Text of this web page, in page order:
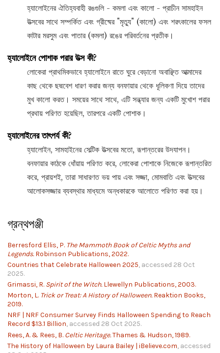
হ্যালোইনের ঐতিহ্যবাহী রঙগুলি - কমলা এবং কালো - প্রাচীন সামহাইন
উত্সবের সাথে সম্পর্কিত এবং গ্রীষ্মের "মৃত্যু" (কালো) এবং শরৎকালের ফসল
কাটার মরসুম এবং পাতার (কমলা) রঙের পরিবর্তনের প্রতীক।
হ্যালোইনে পোশাক পরার উত্স কী?
লোকেরা প্রাথমিকভাবে হ্যালোইনে রাতে ঘুরে বেড়ানো অবাঞ্ছিত আত্মাদের
কাছ থেকে ছদ্মবেশ ধারণ করার জন্য বনফায়ার থেকে ধূলিকণা দিয়ে তাদের
মুখ কালো করত। সময়ের সাথে সাথে, এটি সন্ধ্যার জন্য একটি মুখোশ পরার
প্রথায় পরিণত হয়েছিল, তারপরে একটি পোশাক।
হ্যালোইনের তাৎপর্য কী?
হ্যালোইন, সামহাইনের সেল্টিক উত্সবের মতো, রূপান্তরের উদযাপন।
বনফায়ার কাঠকে ধোঁয়ায় পরিণত করে, লোকেরা পোশাকে নিজেকে রূপান্তরিত
করে, প্রায়শই, তারা সাধারণত ভয় পায় এবং সজ্জা, মোমবাতি এবং উত্সবের
আলোকসজ্জার ব্যবস্থার মাধ্যমে অন্ধকারকে আলোতে পরিণত করা হয়।
গ্রন্থপঞ্জী
Berresford Ellis, P. The Mammoth Book of Celtic Myths and
Legends.Robinson Publications, 2022.
Countries that Celebrate Halloween 2025, accessed 28 Oct
2025.
Grimassi, R. Spirit of the Witch.Llewellyn Publications, 2003.
Morton, L. Trick or Treat: A History of Halloween.Reaktion Books,
2019.
NRF | NRF Consumer Survey Finds Halloween Spending to Reach
Record $13.1 Billion, accessed 28 Oct 2025.
Rees, A. & Rees, B. Celtic Heritage.Thames & Hudson, 1989.
The History of Halloween by Laura Bailey | iBelieve.com, accessed